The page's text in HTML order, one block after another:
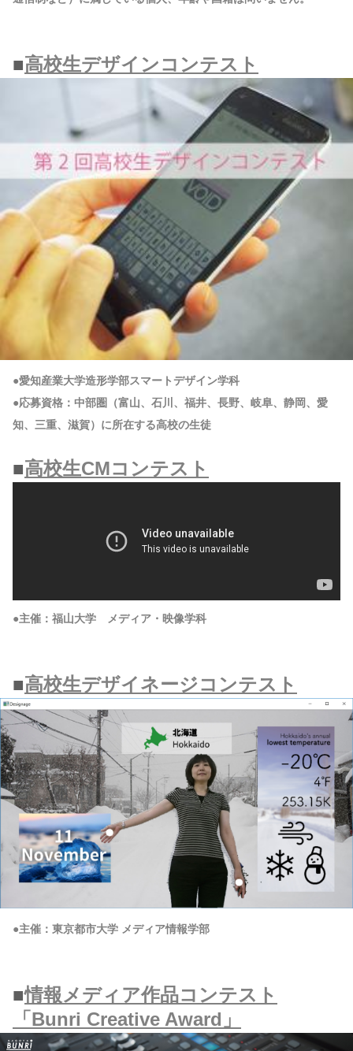
■高校生デザインコンテスト
●愛知産業大学造形学部スマートデザイン学科
●応募資格：中部圏（富山、石川、福井、長野、岐阜、静岡、愛
知、三重、滋賀）に所在する高校の生徒
■高校生CMコンテスト
●主催：福山大学 メディア・映像学科
■高校生デザイネージコンテスト
●主催：東京都市大学 メディア情報学部
■情報メディア作品コンテスト
「Bunri Creative Award」